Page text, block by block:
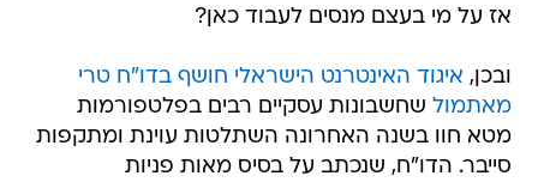
אז על מי בעצם מנסים לעבוד כאן?
ובכן, איגוד האינטרנט הישראלי חושף בדו"ח טרי
מאתמול שחשבונות עסקיים רבים בפלטפורמות
מטא חוו בשנה האחרונה השתלטות עוינת ומתקפות
סייבר. הדו"ח, שנכתב על בסיס מאות פניות